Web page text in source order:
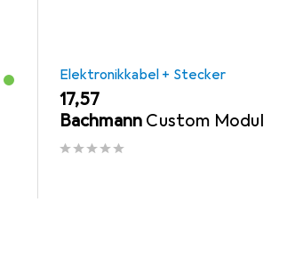
Elektronikkabel + Stecker
EUR
17,57
Bachmann Custom Modul